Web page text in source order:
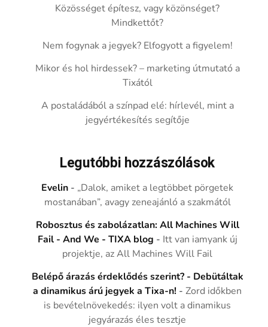
Közösséget építesz, vagy közönséget?
Mindkettőt?
Nem fogynak a jegyek? Elfogyott a figyelem!
Mikor és hol hirdessek? – marketing útmutató a
Tixától
A postaládából a színpad elé: hírlevél, mint a
jegyértékesítés segítője
Legutóbbi hozzászólások
Evelin - „Dalok, amiket a legtöbbet pörgetek
mostanában”, avagy zeneajánló a szakmától
Robosztus és zabolázatlan: All Machines Will
Fail - And We - TIXA blog - Itt van iamyank új
projektje, az All Machines Will Fail
Belépő árazás érdeklődés szerint? - Debütáltak
a dinamikus árú jegyek a Tixa-n! -Zord időkben
is bevételnövekedés: ilyen volt a dinamikus
jegyárazás éles tesztje